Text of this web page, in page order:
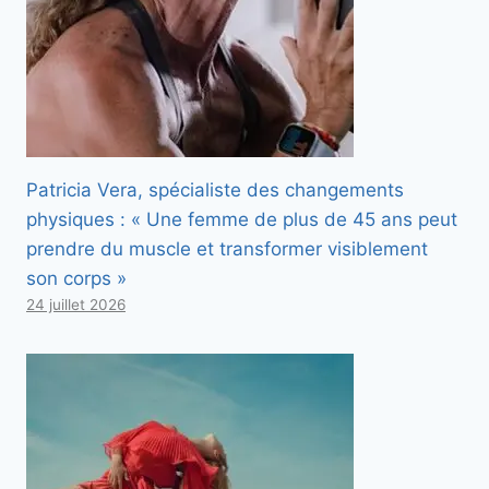
Patricia Vera, spécialiste des changements
physiques : « Une femme de plus de 45 ans peut
prendre du muscle et transformer visiblement
son corps »
24 juillet 2026